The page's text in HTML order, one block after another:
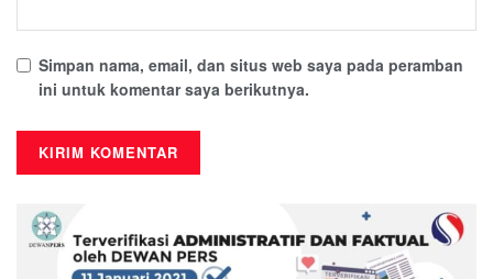
Simpan nama, email, dan situs web saya pada peramban
ini untuk komentar saya berikutnya.